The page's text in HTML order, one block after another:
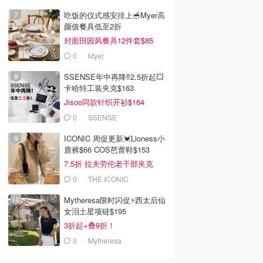
吃饭的仪式感安排上🥣Myer高
颜值餐具低至2折
封面田园风餐具12件套$85
0 Myer
SSENSE年中再降‼️2.5折起💥
卡哈特工装夹克$163
Jisoo同款针织开衫$164
0 SSENSE
ICONIC 周促更新💓Lioness小
鹿裤$66 COS芭蕾鞋$153
7.5折 拉夫劳伦老干部夹克
$4190 THE ICONIC
Mytheresa限时闪促⚡️西太后仙
女泪土星项链$195
3折起+叠9折！
0 Mytheresa